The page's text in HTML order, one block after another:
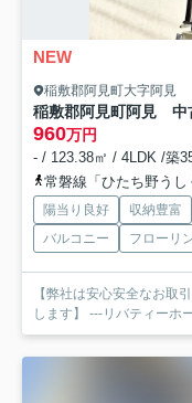
NEW
稲敷郡阿見町大字阿見
稲敷郡阿見町阿見 中
960万円
- / 123.38㎡ / 4LDK /築
常磐線「ひたち野う
陽当り良好 収納豊富
バルコニー
フローリ
【弊社は安心安全なお取
します】 ---リバティーホ